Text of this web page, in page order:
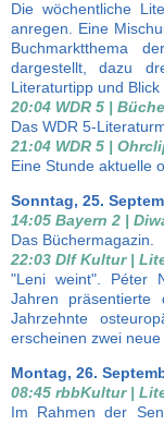
Die wöchentliche
anregen. Eine
Buchmarktthema
dargestellt, dazu
Literaturtipp und
20:04 WDR 5 |
Das WDR 5-
21:04 WDR 5 |
Eine Stunde aktuelle
Sonntag, 25.
14:05 Bayern 2 |
Das Büchermagazin.
22:03 Dlf Kultur |
"Leni weint". Péter
Jahren
Jahrzehnte
erscheinen zwei neue
Montag, 26.
08:45 rbbKultur |
Im Rahmen der